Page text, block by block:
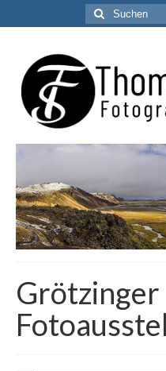
Suchen
nach:
Grötzinger